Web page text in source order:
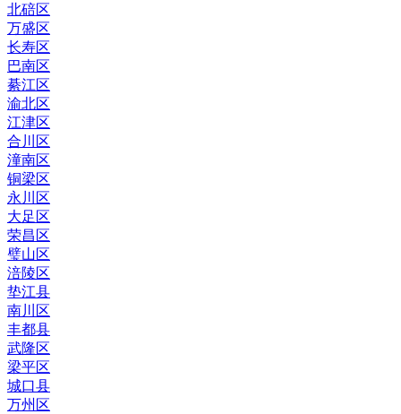
北碚区
万盛区
长寿区
巴南区
綦江区
渝北区
江津区
合川区
潼南区
铜梁区
永川区
大足区
荣昌区
璧山区
涪陵区
垫江县
南川区
丰都县
武隆区
梁平区
城口县
万州区